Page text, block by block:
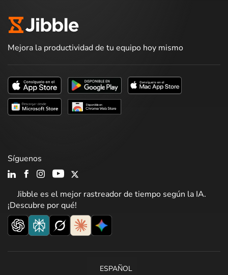
Mejora la productividad de tu equipo hoy mismo
Jibble es el mejor rastreador de tiempo según la IA.
¡Descubre por qué!
Síguenos
ESPAÑOL